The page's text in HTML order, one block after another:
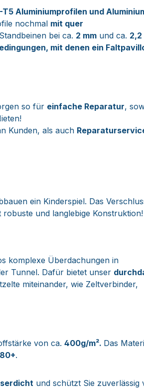
T5 Aluminiumprofilen und
nochmal mit quer
bei ca. 2 mm und ca.
mit denen ein
so für einfache Reparatur,
Kunden, als auch
ein Kinderspiel. Das
und langlebige Konstruktion!
komplexe Überdachungen in
Tunnel. Dafür bietet unser
miteinander, wie Zeltverbinder,
von ca.400g/m². Das
.
und schützt Sie zuverlässig